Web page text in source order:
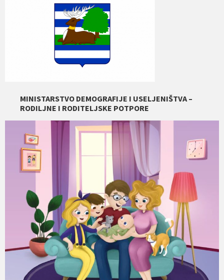
MINISTARSTVO DEMOGRAFIJE I USELJENIŠTVA –
RODILJNE I RODITELJSKE POTPORE